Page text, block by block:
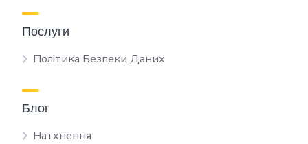
Послуги
Політика Безпеки Даних
Блог
Натхнення